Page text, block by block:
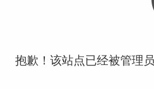
抱歉！该站点已经被管理